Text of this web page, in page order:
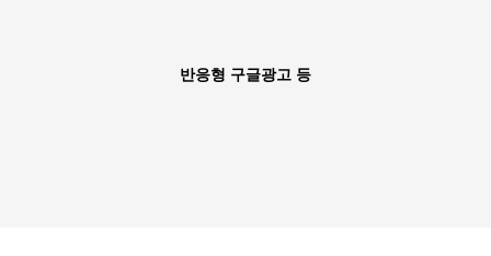
반응형 구글광고 등